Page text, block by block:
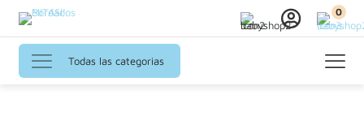
0
Todas las categorias